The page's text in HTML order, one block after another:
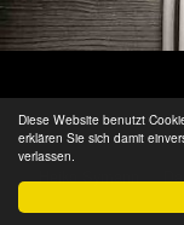
Diese Website benutzt
erklären Sie sich damit
verlassen.
Heiko Symann/